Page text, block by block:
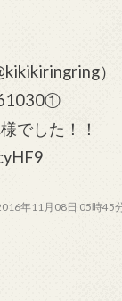
）
でした！！
年11月08日 05時45